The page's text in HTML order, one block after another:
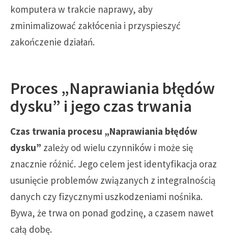
komputera w trakcie naprawy, aby
zminimalizować zakłócenia i przyspieszyć
zakończenie działań.
Proces „Naprawiania błędów
dysku” i jego czas trwania
Czas trwania procesu „Naprawiania błędów
dysku” zależy od wielu czynników i może się
znacznie różnić. Jego celem jest identyfikacja oraz
usunięcie problemów związanych z integralnością
danych czy fizycznymi uszkodzeniami nośnika.
Bywa, że trwa on ponad godzinę, a czasem nawet
całą dobę.